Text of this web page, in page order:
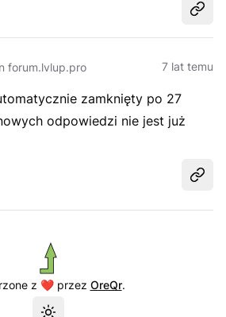
forum.lvlup.pro 7 lat temu
zamknięty po 27
odpowiedzi nie jest już
z ❤️ przez OreQr.